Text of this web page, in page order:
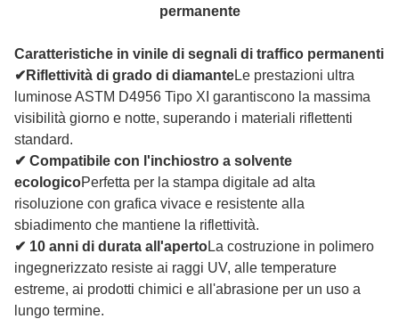
permanente
Caratteristiche in vinile di segnali di traffico permanenti
✔Riflettività di grado di diamanteLe prestazioni ultra
luminose ASTM D4956 Tipo XI garantiscono la massima
visibilità giorno e notte, superando i materiali riflettenti
standard.
✔ Compatibile con l'inchiostro a solvente
ecologicoPerfetta per la stampa digitale ad alta
risoluzione con grafica vivace e resistente alla
sbiadimento che mantiene la riflettività.
✔ 10 anni di durata all'apertoLa costruzione in polimero
ingegnerizzato resiste ai raggi UV, alle temperature
estreme, ai prodotti chimici e all'abrasione per un uso a
lungo termine.